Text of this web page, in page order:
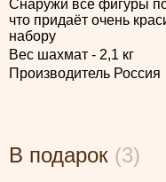
Снаружи все фигуры
что придаёт очень
набору
Вес шахмат - 2,1 кг
Производитель Россия
В подарок (3)